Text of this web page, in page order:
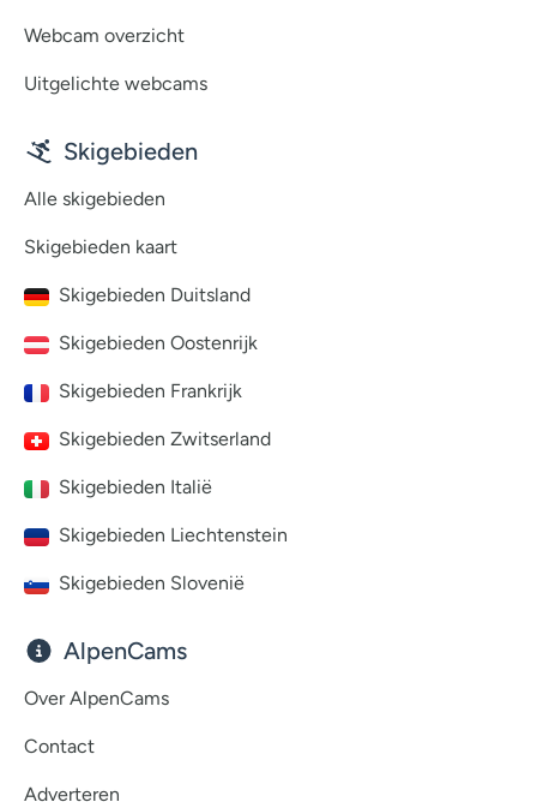
Webcam overzicht
Uitgelichte webcams
Skigebieden
Alle skigebieden
Skigebieden kaart
Skigebieden Duitsland
Skigebieden Oostenrijk
Skigebieden Frankrijk
Skigebieden Zwitserland
Skigebieden Italië
Skigebieden Liechtenstein
Skigebieden Slovenië
AlpenCams
Over AlpenCams
Contact
Adverteren